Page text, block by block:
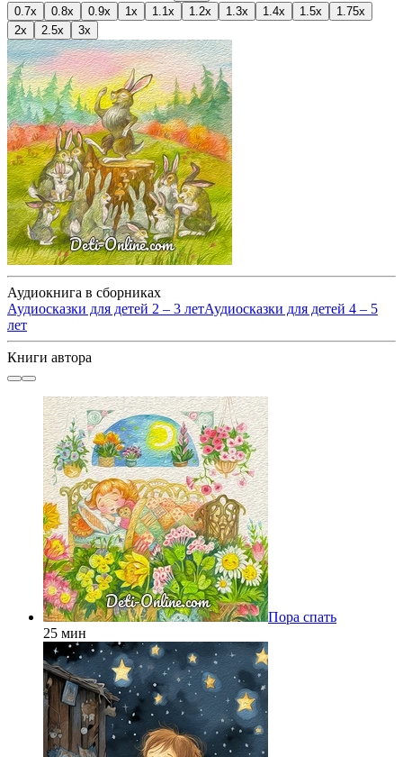
0.7x 0.8x 0.9x 1x 1.1x 1.2x 1.3x 1.4x 1.5x
1.75x
2x
2.5x 3x
Аудиокнига в сборниках
Аудиосказки для детей 2 – 3 летАудиосказки для детей 4 – 5
лет
Книги автора
Пора спать
25 мин